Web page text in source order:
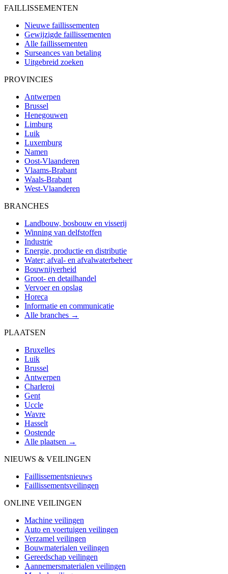
FAILLISSEMENTEN
Nieuwe faillissementen
Gewijzigde faillissementen
Alle faillissementen
Surseances van betaling
Uitgebreid zoeken
PROVINCIES
Antwerpen
Brussel
Henegouwen
Limburg
Luik
Luxemburg
Namen
Oost-Vlaanderen
Vlaams-Brabant
Waals-Brabant
West-Vlaanderen
BRANCHES
Landbouw, bosbouw en visserij
Winning van delfstoffen
Industrie
Energie, productie en distributie
Water; afval- en afvalwaterbeheer
Bouwnijverheid
Groot- en detailhandel
Vervoer en opslag
Horeca
Informatie en communicatie
Alle branches →
PLAATSEN
Bruxelles
Luik
Brussel
Antwerpen
Charleroi
Gent
Uccle
Wavre
Hasselt
Oostende
Alle plaatsen →
NIEUWS & VEILINGEN
Faillissementsnieuws
Faillissementsveilingen
ONLINE VEILINGEN
Machine veilingen
Auto en voertuigen veilingen
Verzamel veilingen
Bouwmaterialen veilingen
Gereedschap veilingen
Aannemersmaterialen veilingen